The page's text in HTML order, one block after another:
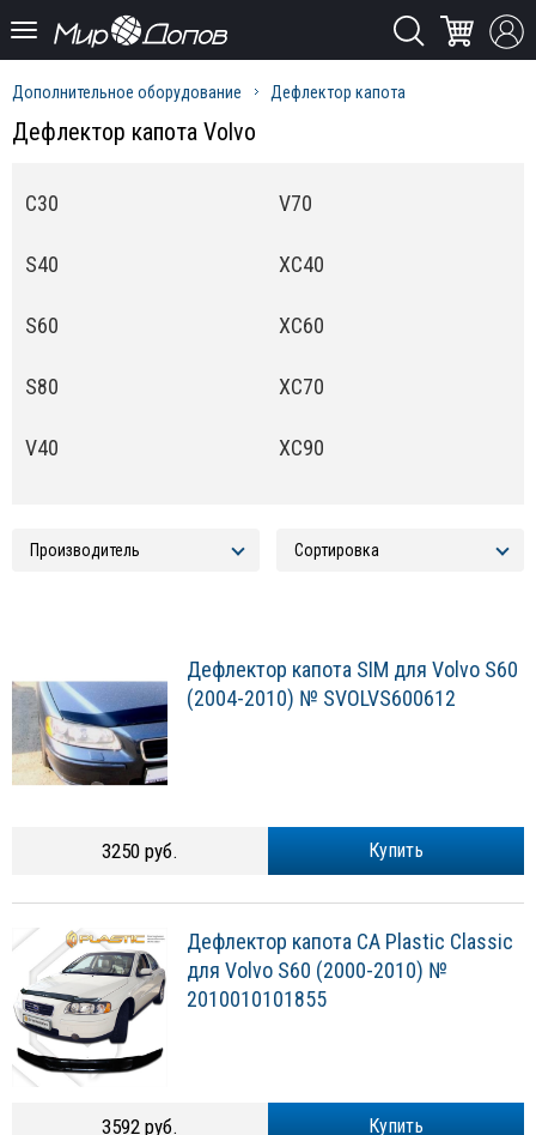
Дополнительное оборудование Дефлектор капота
Дефлектор капота Volvo
C30
S40
S60
S80
V40
V70
XC40
XC60
XC70
XC90
Дефлектор капота SIM для Volvo S60
(2004-2010) № SVOLVS600612
Купить
3250 руб.
Дефлектор капота CA Plastic Classic
для Volvo S60 (2000-2010) №
2010010101855
Купить
3592 руб.